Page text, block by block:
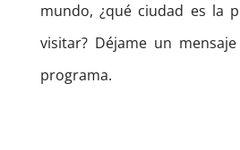
mundo, ¿qué ciudad es la
visitar? Déjame un
programa.